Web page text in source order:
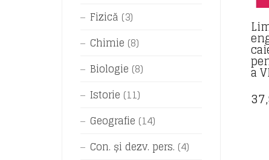
a
Fizică (3)
Chimie (8)
Biologie (8)
Istorie (11)
Geografie (14)
Con. și dezv. pers. (4)